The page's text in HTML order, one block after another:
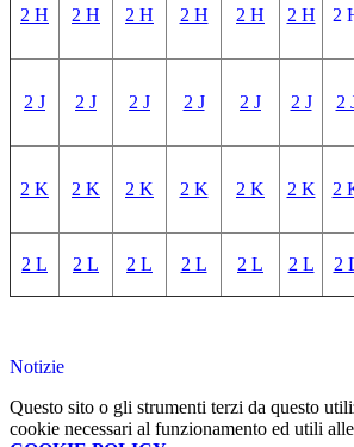
2 H 2 H 2 H 2 H 2 H 2 H 2
2 J 2 J 2 J 2 J 2 J 2 J 2
2 K 2 K 2 K 2 K 2 K 2 K 2
2 L 2 L 2 L 2 L 2 L 2 L 2
Notizie
Questo sito o gli strumenti terzi da questo
cookie necessari al funzionamento ed utili